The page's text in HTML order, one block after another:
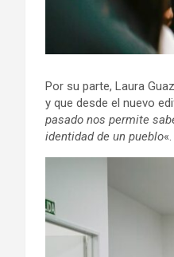
Por su parte, Laura
y que desde el nuevo
pasado nos permite
identidad de un pueblo«.